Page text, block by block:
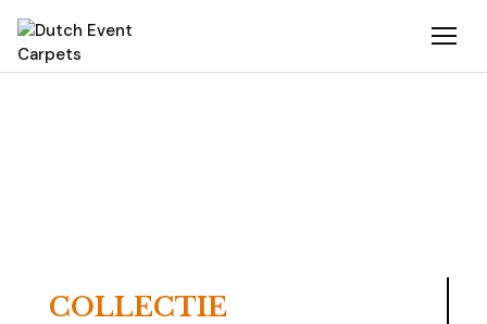
COLLECTIE